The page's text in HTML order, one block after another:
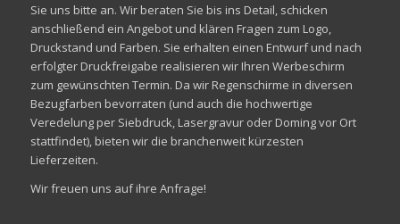
Sie uns bitte an. Wir beraten Sie bis ins Detail, schicken
anschließend ein Angebot und klären Fragen zum Logo,
Druckstand und Farben. Sie erhalten einen Entwurf und nach
erfolgter Druckfreigabe realisieren wir Ihren Werbeschirm
zum gewünschten Termin. Da wir Regenschirme in diversen
Bezugfarben bevorraten (und auch die hochwertige
Veredelung per Siebdruck, Lasergravur oder Doming vor Ort
stattfindet), bieten wir die branchenweit kürzesten
Lieferzeiten.
Wir freuen uns auf ihre Anfrage!